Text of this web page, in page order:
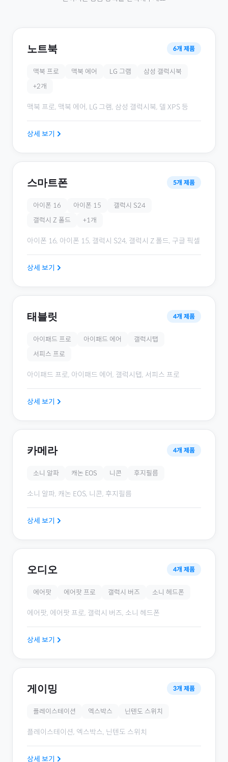
노트북 6개 제품
맥북 프로 맥북 에어 LG 그램
삼성 갤럭시북
+2개
맥북 프로, 맥북 에어, LG 그램, 삼성 갤럭시북, 델 XPS 등
상세 보기
스마트폰 5개 제품
아이폰 16 아이폰 15
갤럭시 S24
갤럭시 Z 폴드
+1개
아이폰 16, 아이폰 15, 갤럭시 S24, 갤럭시 Z 폴드, 구글 픽셀
상세 보기
태블릿 4개 제품
아이패드 프로 아이패드 에어
갤럭시탭
서피스 프로
아이패드 프로, 아이패드 에어, 갤럭시탭, 서피스 프로
상세 보기
카메라 4개 제품
소니 알파 캐논 EOS 니콘 후지필름
소니 알파, 캐논 EOS, 니콘, 후지필름
상세 보기
오디오 4개 제품
에어팟 에어팟 프로 갤럭시 버즈 소니 헤드폰
에어팟, 에어팟 프로, 갤럭시 버즈, 소니 헤드폰
상세 보기
게이밍 3개 제품
플레이스테이션 엑스박스 닌텐도 스위치
플레이스테이션, 엑스박스, 닌텐도 스위치
상세 보기